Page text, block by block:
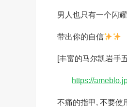
男人也只有一个闪耀
带出你的自信
[丰富的马尔凯岩手
https://
不痛的指甲 , 不要使